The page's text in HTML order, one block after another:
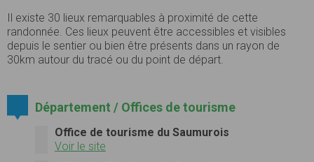
Il existe 30 lieux remarquables à proximité de cette
randonnée. Ces lieux peuvent être accessibles et visibles
depuis le sentier ou bien être présents dans un rayon de
30km autour du tracé ou du point de départ.
Département / Offices de tourisme
Office de tourisme du Saumurois
Voir le site